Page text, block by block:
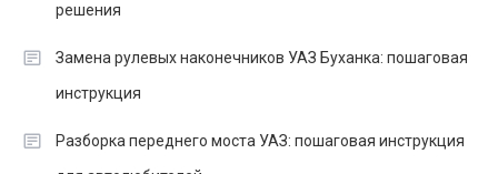
решения
Замена рулевых наконечников УАЗ Буханка: пошаговая
инструкция
Разборка переднего моста УАЗ: пошаговая инструкция